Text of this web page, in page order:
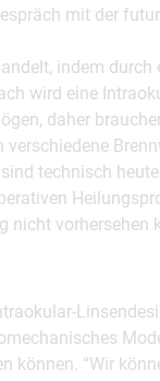
mit der
indem
wird eine
daher
technisch
nicht vorhersehen
können. “Wir